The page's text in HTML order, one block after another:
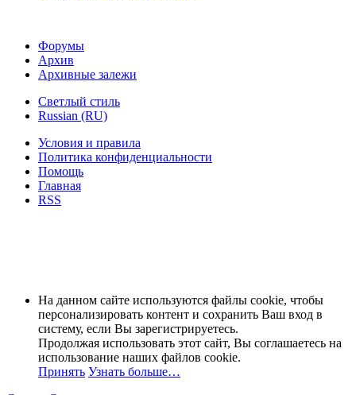
Форумы
Архив
Архивные залежи
Светлый стиль
Russian (RU)
Условия и правила
Политика конфиденциальности
Помощь
Главная
RSS
На данном сайте используются файлы cookie, чтобы
персонализировать контент и сохранить Ваш вход в
систему, если Вы зарегистрируетесь.
Продолжая использовать этот сайт, Вы соглашаетесь на
использование наших файлов cookie.
Принять Узнать больше…